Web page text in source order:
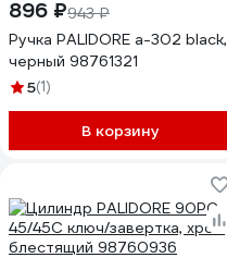
896 ₽943 ₽
Ручка PALIDORE a-302 black,
черный 98761321
5(1)
В корзину